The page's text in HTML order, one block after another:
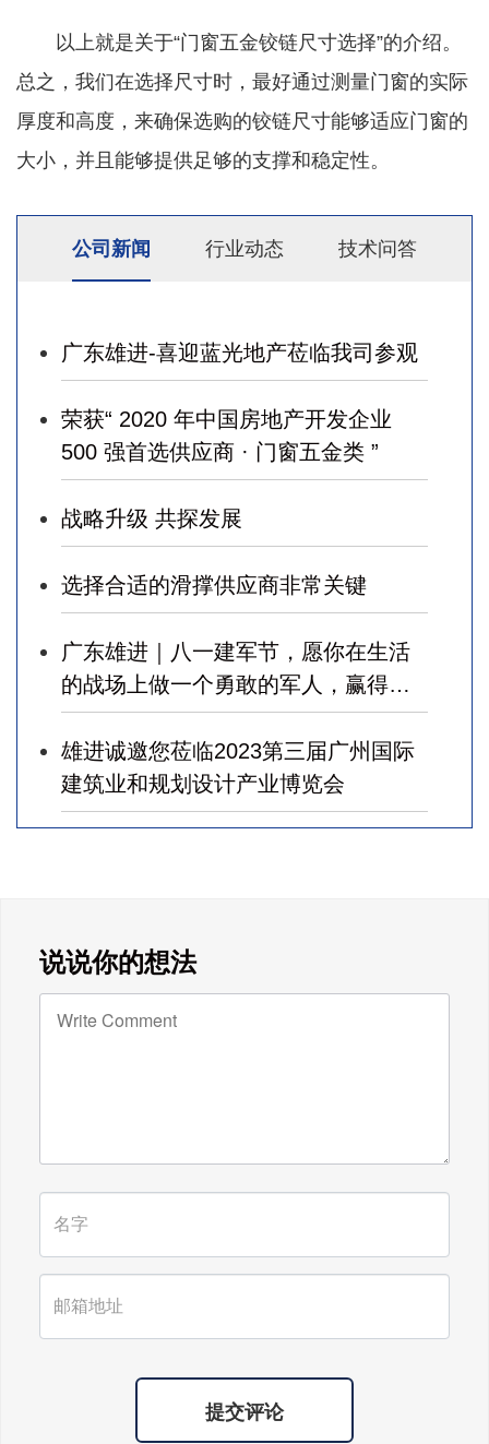
以上就是关于“门窗五金铰链尺寸选择”的介绍。
总之，我们在选择尺寸时，最好通过测量门窗的实际
厚度和高度，来确保选购的铰链尺寸能够适应门窗的
大小，并且能够提供足够的支撑和稳定性。
公司新闻 行业动态 技术问答
广东雄进-喜迎蓝光地产莅临我司参观
荣获“ 2020 年中国房地产开发企业
500 强首选供应商 · 门窗五金类 ”
战略升级 共探发展
选择合适的滑撑供应商非常关键
广东雄进｜八一建军节，愿你在生活
的战场上做一个勇敢的军人，赢得幸
福！
雄进诚邀您莅临2023第三届广州国际
建筑业和规划设计产业博览会
广东雄进｜教师节到了，祝节日健康
快乐!天下老师们身体健康!
说说你的想法
提交评论